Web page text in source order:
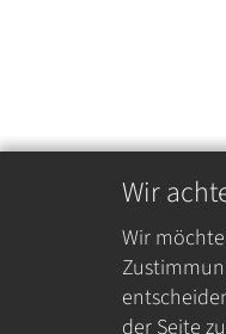
Wir
Wir
der Seite